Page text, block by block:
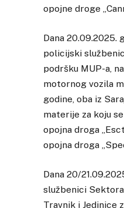
opojne droge
Dana 20.09.2025.
policijski
podršku MUP-a,
motornog vozila
godine, oba iz
materije za koju
opojna droga
opojna droga
Dana 20/
službenici
Travnik i Jedinice